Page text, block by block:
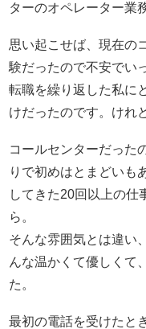
ターのオペレーター業
思い起こせば、現在の
験だったので不安でい
転職を繰り返した私に
けだったのです。けれ
コールセンターだった
りで初めはとまどいも
してきた20回以上の仕
ら。
そんな雰囲気とは違い
んな温かくて優しくて
た。
最初の電話を受けたと